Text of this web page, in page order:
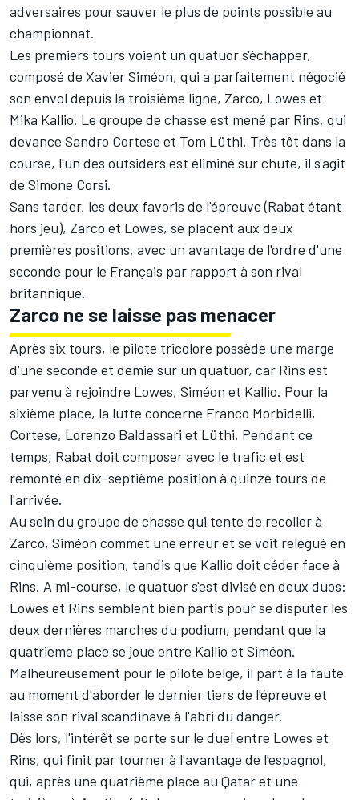
adversaires pour sauver le plus de points possible au
championnat.
Les premiers tours voient un quatuor s'échapper,
composé de Xavier Siméon, qui a parfaitement négocié
son envol depuis la troisième ligne, Zarco, Lowes et
Mika Kallio. Le groupe de chasse est mené par Rins, qui
devance Sandro Cortese et Tom Lüthi. Très tôt dans la
course, l'un des outsiders est éliminé sur chute, il s'agit
de Simone Corsi.
Sans tarder, les deux favoris de l'épreuve (Rabat étant
hors jeu), Zarco et Lowes, se placent aux deux
premières positions, avec un avantage de l'ordre d'une
seconde pour le Français par rapport à son rival
britannique.
Zarco ne se laisse pas menacer
Après six tours, le pilote tricolore possède une marge
d'une seconde et demie sur un quatuor, car Rins est
parvenu à rejoindre Lowes, Siméon et Kallio. Pour la
sixième place, la lutte concerne Franco Morbidelli,
Cortese, Lorenzo Baldassari et Lüthi. Pendant ce
temps, Rabat doit composer avec le trafic et est
remonté en dix-septième position à quinze tours de
l'arrivée.
Au sein du groupe de chasse qui tente de recoller à
Zarco, Siméon commet une erreur et se voit relégué en
cinquième position, tandis que Kallio doit céder face à
Rins. A mi-course, le quatuor s'est divisé en deux duos:
Lowes et Rins semblent bien partis pour se disputer les
deux dernières marches du podium, pendant que la
quatrième place se joue entre Kallio et Siméon.
Malheureusement pour le pilote belge, il part à la faute
au moment d'aborder le dernier tiers de l'épreuve et
laisse son rival scandinave à l'abri du danger.
Dès lors, l'intérêt se porte sur le duel entre Lowes et
Rins, qui finit par tourner à l'avantage de l'espagnol,
qui, après une quatrième place au Qatar et une